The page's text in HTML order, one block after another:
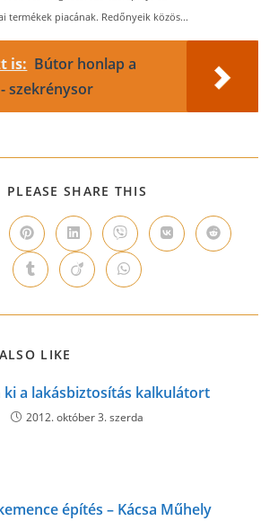
termékek piacának. Redőnyeik közös...
is: Bútor honlap a
szekrénysor
PLEASE SHARE THIS
CONTENT
Opens
in
a
new
window
Opens
in
a
new
window
Opens
in
a
new
window
Opens
in
Opens
in
Opens
in
new
Opens
in
new
Opens
in
new
LIKE
ki a lakásbiztosítás kalkulátort
2012. október 3. szerda
építés – Kácsa Műhely